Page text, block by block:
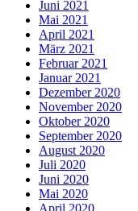
Juni 2021
Mai 2021
April 2021
März 2021
Februar 2021
Januar 2021
Dezember 2020
November 2020
Oktober 2020
September 2020
August 2020
Juli 2020
Juni 2020
Mai 2020
April 2020